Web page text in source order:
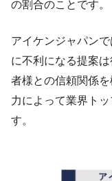
の割合のことです。
アイケンジャパン
に不利になる提案
者様との信頼関係
力によって業界ト
す。